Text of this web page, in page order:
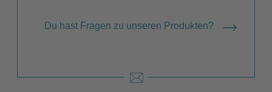
Du hast Fragen zu unseren Produkten?